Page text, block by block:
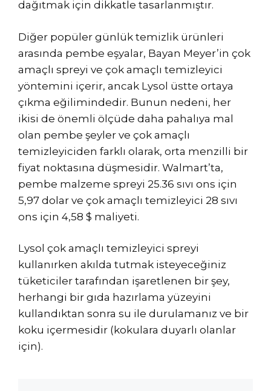
dağıtmak için dikkatle tasarlanmıştır.
Diğer popüler günlük temizlik ürünleri
arasında pembe eşyalar, Bayan Meyer’in çok
amaçlı spreyi ve çok amaçlı temizleyici
yöntemini içerir, ancak Lysol üstte ortaya
çıkma eğilimindedir. Bunun nedeni, her
ikisi de önemli ölçüde daha pahalıya mal
olan pembe şeyler ve çok amaçlı
temizleyiciden farklı olarak, orta menzilli bir
fiyat noktasına düşmesidir. Walmart’ta,
pembe malzeme spreyi 25.36 sıvı ons için
5,97 dolar ve çok amaçlı temizleyici 28 sıvı
ons için 4,58 $ maliyeti.
Lysol çok amaçlı temizleyici spreyi
kullanırken akılda tutmak isteyeceğiniz
tüketiciler tarafından işaretlenen bir şey,
herhangi bir gıda hazırlama yüzeyini
kullandıktan sonra su ile durulamanız ve bir
koku içermesidir (kokulara duyarlı olanlar
için).